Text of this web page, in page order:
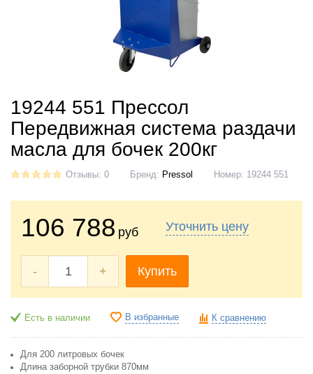
19244 551 Прессол
Передвижная система раздачи
масла для бочек 200кг
Отзывы: 0 Бренд: Pressol Номер: 19244 551
106 788 руб
- + Купить
Уточнить цену
Есть в наличии В избранные К сравнению
Для 200 литровых бочек
Длина заборной трубки 870мм